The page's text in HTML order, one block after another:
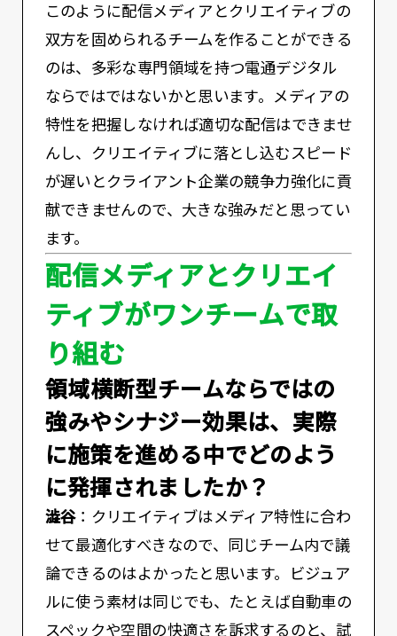
このように配信メディアとクリエイティブの
双方を固められるチームを作ることができる
のは、多彩な専門領域を持つ電通デジタル
ならではではないかと思います。メディアの
特性を把握しなければ適切な配信はできませ
んし、クリエイティブに落とし込むスピード
が遅いとクライアント企業の競争力強化に貢
献できませんので、大きな強みだと思ってい
ます。
配信メディアとクリエイ
ティブがワンチームで取
り組む
――領域横断型チームならではの
強みやシナジー効果は、実際
に施策を進める中でどのよう
に発揮されましたか？
澁谷：クリエイティブはメディア特性に合わ
せて最適化すべきなので、同じチーム内で議
論できるのはよかったと思います。ビジュア
ルに使う素材は同じでも、たとえば自動車の
スペックや空間の快適さを訴求するのと、試